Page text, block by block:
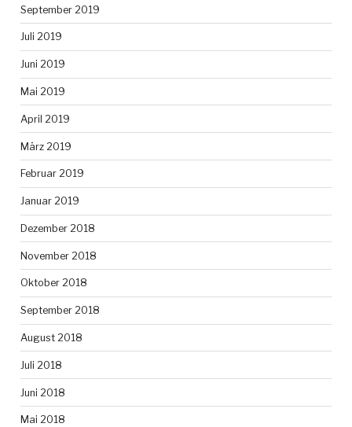
September 2019
Juli 2019
Juni 2019
Mai 2019
April 2019
März 2019
Februar 2019
Januar 2019
Dezember 2018
November 2018
Oktober 2018
September 2018
August 2018
Juli 2018
Juni 2018
Mai 2018